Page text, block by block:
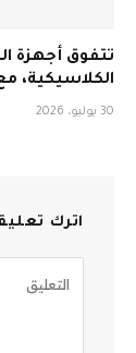
تتفوق أجهزة
الكلاسيكية،
30 يوليو، 2026
اترك